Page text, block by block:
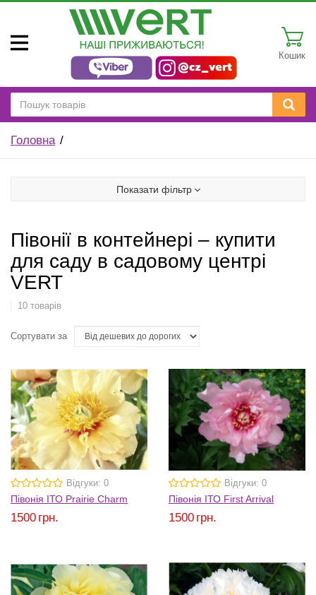
Кошик
Головна
Показати фільтр
Півонії в контейнері – купити
для саду в садовому центрі
VERT
10 товарів
Сортувати за
Відгуки: 0
Півонія ІТО Prairie Charm
1500 грн.
Відгуки: 0
Півонія ІТО First Arrival
1500 грн.